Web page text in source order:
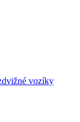
vozíky